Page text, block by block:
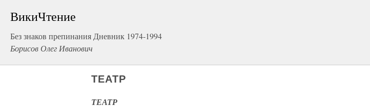
ВикиЧтение
Без знаков препинания Дневник 1974-1994
Борисов Олег Иванович
ТЕАТР
ТЕАТР